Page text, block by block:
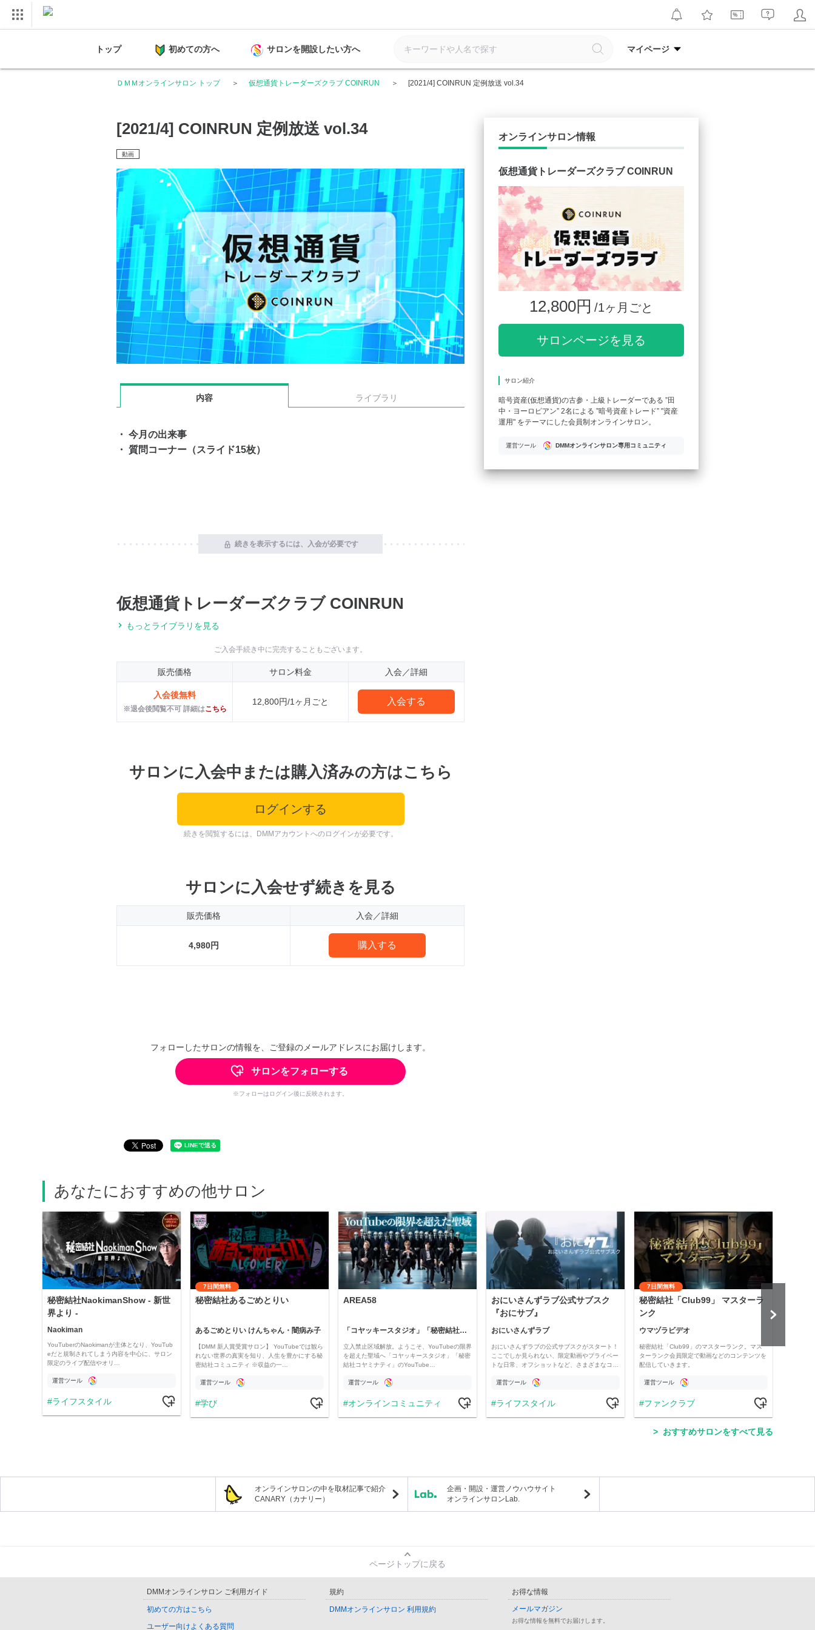
トップ 初めての方へ サロンを開設したい方へ マイページ
ＤＭＭオンラインサロン トップ 仮想通貨トレーダーズクラブ COINRUN [2021/4] COINRUN 定例放送 vol.34
[2021/4] COINRUN 定例放送 vol.34
動画
内容 ライブラリ
・ 今月の出来事
・ 質問コーナー（スライド15枚）
続きを表示するには、入会が必要です
仮想通貨トレーダーズクラブ COINRUN
もっとライブラリを見る
ご入会手続き中に完売することもございます。
販売価格 サロン料金 入会／詳細
入会後無料
※退会後閲覧不可 詳細はこちら
12,800円/1ヶ月ごと 入会する
サロンに入会中または購入済みの方はこちら
ログインする
続きを閲覧するには、DMMアカウントへのログインが必要です。
サロンに入会せず続きを見る
販売価格 入会／詳細
4,980円 購入する
フォローしたサロンの情報を、ご登録のメールアドレスにお届けします。
サロンをフォローする
※フォローはログイン後に反映されます。
オンラインサロン情報
仮想通貨トレーダーズクラブ COINRUN
12,800円 /1ヶ月ごと
サロンページを見る
サロン紹介
暗号資産(仮想通貨)の古参・上級トレーダーである ”田
中・ヨーロピアン” 2名による ”暗号資産トレード” "資産
運用" をテーマにした会員制オンラインサロン。
運営ツール DMMオンラインサロン専用コミュニティ
あなたにおすすめの他サロン
秘密結社NaokimanShow - 新世
界より -
Naokiman
YouTuberのNaokimanが主体となり、YouTub
eだと規制されてしまう内容を中心に、サロン
限定のライブ配信やオリ…
運営ツール
ライフスタイル
7日間無料
秘密結社あるごめとりい
あるごめとりい けんちゃん・闇病み子
【DMM 新人賞受賞サロン】 YouTubeでは観ら
れない世界の真実を知り、人生を豊かにする秘
密結社コミュニティ ※収益の一…
運営ツール
学び
AREA58
「コヤッキースタジオ」「秘密結社コヤミナティ」
立入禁止区域解放。ようこそ、YouTubeの限界
を超えた聖域へ「コヤッキースタジオ」「秘密
結社コヤミナティ」のYouTube…
運営ツール
オンラインコミュニティ
おにいさんずラブ公式サブスク
『おにサブ』
おにいさんずラブ
おにいさんずラブの公式サブスクがスタート！
ここでしか見られない、限定動画やプライベー
トな日常、オフショットなど、さまざまなコ…
運営ツール
ライフスタイル
7日間無料
秘密結社「Club99」 マスターラ
ンク
ウマヅラビデオ
秘密結社「Club99」のマスターランク。マス
ターランク会員限定で動画などのコンテンツを
配信していきます。
運営ツール
ファンクラブ
おすすめサロンをすべて見る
オンラインサロンの中を取材記事で紹介
CANARY（カナリー）
企画・開設・運営ノウハウサイト
オンラインサロンLab.
ページトップに戻る
DMMオンラインサロン ご利用ガイド
初めての方はこちら
ユーザー向けよくある質問
規約
DMMオンラインサロン 利用規約
お得な情報
メールマガジン
お得な情報を無料でお届けします。